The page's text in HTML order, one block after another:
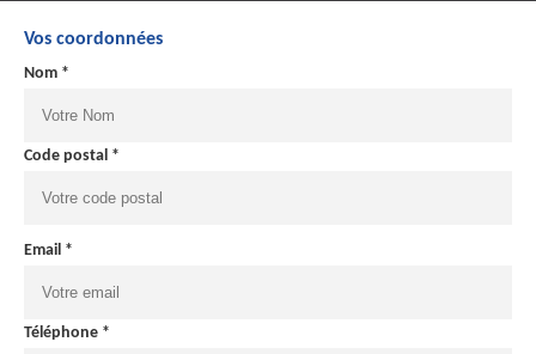
Vos coordonnées
Nom *
Code postal *
Email *
Téléphone *